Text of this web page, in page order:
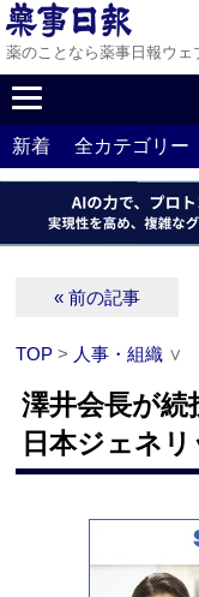
薬のことなら薬事日報ウェ
新着 全カテゴリー
« 前の記事
TOP > 人事・組織 ∨
澤井会長が
日本ジェネ